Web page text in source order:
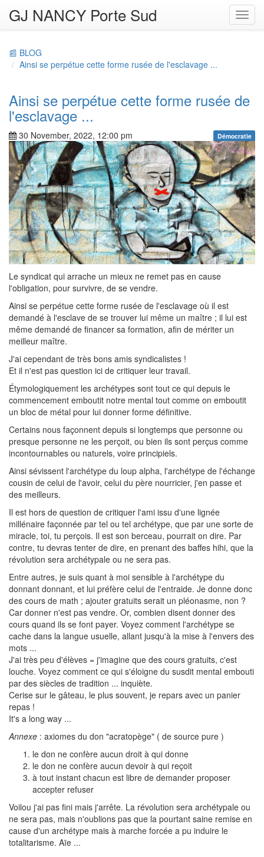
GJ NANCY Porte Sud
📰 BLOG
Ainsi se perpétue cette forme rusée de l'esclavage ...
Ainsi se perpétue cette forme rusée de
l'esclavage ...
30 November, 2022, 12:00 pm Démocratie
Le syndicat qui arrache un mieux ne remet pas en cause
l'obligation, pour survivre, de se vendre.
Ainsi se perpétue cette forme rusée de l'esclavage où il est
demandé à l'esclave de se trouver lui même un maître ; il lui est
même demandé de financer sa formation, afin de mériter un
meilleur maître.
J'ai cependant de très bons amis syndicalistes !
Et il n'est pas question ici de critiquer leur travail.
Étymologiquement les archétypes sont tout ce qui depuis le
commencement emboutit notre mental tout comme on emboutit
un bloc de métal pour lui donner forme définitive.
Certains nous façonnent depuis si longtemps que personne ou
presque personne ne les perçoit, ou bien ils sont perçus comme
incontournables ou naturels, voire principiels.
Ainsi sévissent l'archétype du loup alpha, l'archétype de l'échange
cousin de celui de l'avoir, celui du père nourricier, j'en passe et
des meilleurs.
Il est hors de question de critiquer l'ami issu d'une lignée
millénaire façonnée par tel ou tel archétype, que par une sorte de
miracle, toi, tu perçois. Il est son berceau, pourrait on dire. Par
contre, tu devras tenter de dire, en prenant des baffes hihi, que la
révolution sera archétypale ou ne sera pas.
Entre autres, je suis quant à moi sensible à l'archétype du
donnant donnant, et lui préfère celui de l'entraide. Je donne donc
des cours de math ; ajouter gratuits serait un pléonasme, non ?
Car donner n'est pas vendre. Or, combien disent donner des
cours quand ils se font payer. Voyez comment l'archétype se
cache dans la langue usuelle, allant jusqu'à la mise à l'envers des
mots ...
J'ai très peu d'élèves = j'imagine que des cours gratuits, c'est
louche. Voyez comment ce qui s'éloigne du susdit mental embouti
par des siècles de tradition ... inquiète.
Cerise sur le gâteau, le plus souvent, je repars avec un panier
repas !
It's a long way ...
Annexe : axiomes du don "acratopège" ( de source pure )
le don ne confère aucun droit à qui donne
le don ne confère aucun devoir à qui reçoit
à tout instant chacun est libre de demander proposer
accepter refuser
Voilou j'ai pas fini mais j'arrête. La révolution sera archétypale ou
ne sera pas, mais n'oublions pas que la pourtant saine remise en
cause d'un archétype mais à marche forcée a pu induire le
totalitarisme. Aïe ...